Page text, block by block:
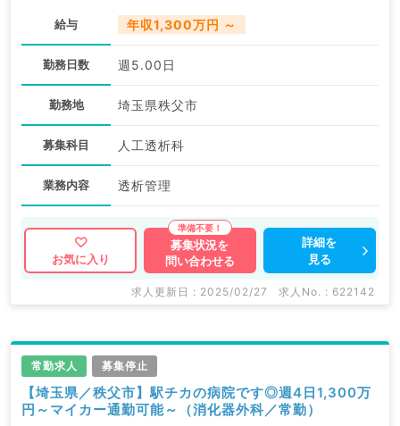
給与 年収1,300万円 ～
勤務日数 週5.00日
勤務地 埼玉県秩父市
募集科目 人工透析科
業務内容 透析管理
お気に入り
募集状況を
問い合わせる
詳細を
見る
求人更新日 : 2025/02/27 求人No. : 622142
常勤求人 募集停止
【埼玉県／秩父市】駅チカの病院です◎週4日1,300万
円～マイカー通勤可能～（消化器外科／常勤）